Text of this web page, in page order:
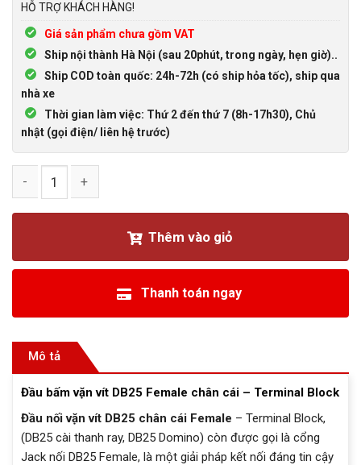
HỖ TRỢ KHÁCH HÀNG!
Giá sản phẩm chưa gồm VAT
Ship nội thành Hà Nội (sau 20phút, trong ngày, hẹn giờ)..
Ship COD toàn quốc: 24h-72h (có ship hỏa tốc), ship qua
nhà xe
Thời gian làm việc: Thứ 2 đến thứ 7 (8h-17h30), Chủ
nhật (gọi điện/ liên hệ trước)
Thêm vào giỏ
Thanh toán ngay
Mô tả
Đầu bấm vặn vít DB25 Female chân cái – Terminal Block
Đầu nối vặn vít DB25 chân cái Female – Terminal Block,
(DB25 cài thanh ray, DB25 Domino) còn được gọi là cổng
Jack nối DB25 Female, là một giải pháp kết nối đáng tin cậy